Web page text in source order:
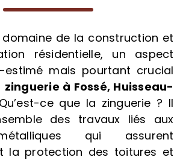
domaine de la construction et
résidentielle, un aspect
estimé mais pourtant crucial
zinguerie à Fossé, Huisseau-
ce que la zinguerie ? Il
des travaux liés aux
qui assurent
la protection des toitures et